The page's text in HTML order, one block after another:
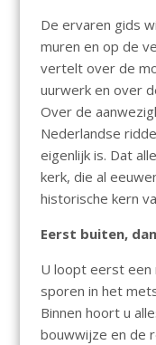
De ervaren gids
muren en op de
vertelt over de
uurwerk en over
Over de
Nederlandse
eigenlijk is. Dat
kerk, die al
historische kern
Eerst buiten,
U loopt eerst een
sporen in het
Binnen hoort u
bouwwijze en de